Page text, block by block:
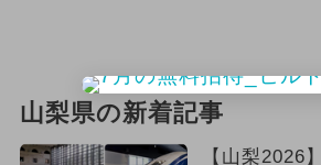
山梨県の新着記事
【山梨2026